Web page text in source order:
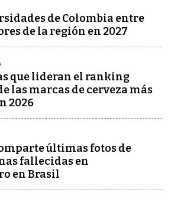
de Colombia entre
de la región en 2027
que lideran el ranking
las marcas de cerveza más
2026
últimas fotos de
fallecidas en
en Brasil